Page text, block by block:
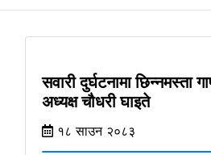
सवारी दुर्घटनामा छिन्नमस्ता
अध्यक्ष चौधरी घाइते
१८ साउन २०८३